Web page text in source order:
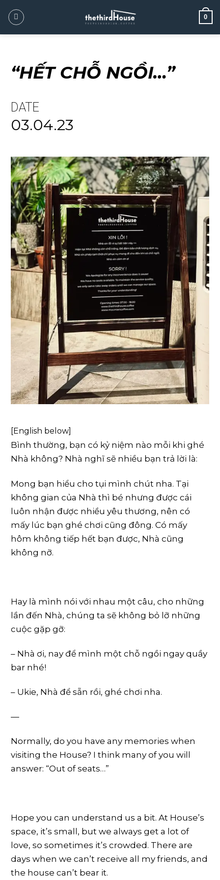
0
“HẾT CHỖ NGỒI…”
DATE
03.04.23
[English below]
Bình thường, bạn có kỷ niệm nào mỗi khi ghé
Nhà không? Nhà nghĩ sẽ nhiều bạn trả lời là:
Mong bạn hiểu cho tụi mình chút nha. Tại
không gian của Nhà thì bé nhưng được cái
luôn nhận được nhiều yêu thương, nên có
mấy lúc bạn ghé chơi cũng đông. Có mấy
hôm không tiếp hết bạn được, Nhà cũng
không nỡ.
Hay là mình nói với nhau một câu, cho những
lần đến Nhà, chúng ta sẽ không bỏ lỡ những
cuộc gặp gỡ:
– Nhà ơi, nay để mình một chỗ ngồi ngay quầy
bar nhé!
– Ukie, Nhà để sẵn rồi, ghé chơi nha.
—
Normally, do you have any memories when
visiting the House? I think many of you will
answer: “Out of seats…”
Hope you can understand us a bit. At House’s
space, it’s small, but we always get a lot of
love, so sometimes it’s crowded. There are
days when we can’t receive all my friends, and
the house can’t bear it.